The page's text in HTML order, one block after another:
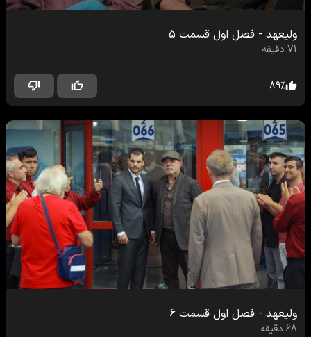
ولیعهد - فصل اول قسمت 5
71 دقیقه
89%
ولیعهد - فصل اول قسمت 6
68 دقیقه